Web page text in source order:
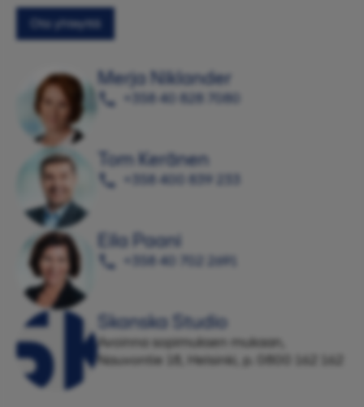
Ota yhteyttä
Merja Niklander
+358 40 828 7080
Tom Keränen
+358 400 839 233
Eila Paani
+358 40 702 2691
Skanska Studio
Avoinna sopimuksen mukaan,
Nauvontie 18, Helsinki, p. 0800 162 162